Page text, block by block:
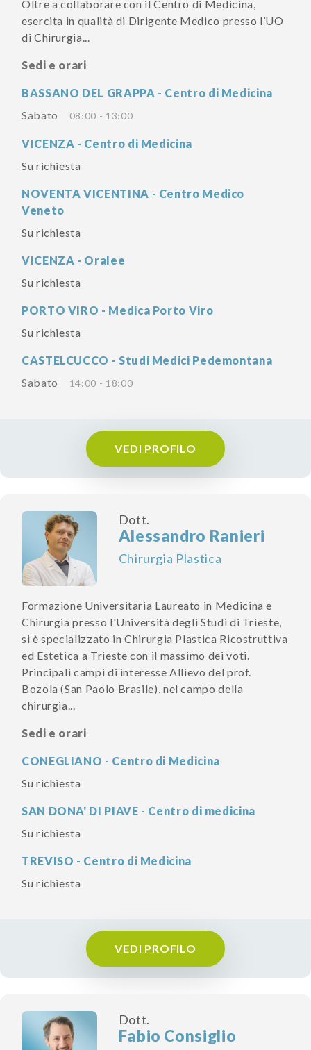
Oltre a collaborare con il Centro di Medicina,
esercita in qualità di Dirigente Medico presso l’UO
di Chirurgia...
Sedi e orari
BASSANO DEL GRAPPA - Centro di Medicina
Sabato
08:00 - 13:00
VICENZA - Centro di Medicina
Su richiesta
NOVENTA VICENTINA - Centro Medico
Veneto
Su richiesta
VICENZA - Oralee
Su richiesta
PORTO VIRO - Medica Porto Viro
Su richiesta
CASTELCUCCO - Studi Medici Pedemontana
Sabato
14:00 - 18:00
VEDI PROFILO
Dott.
Alessandro Ranieri
Chirurgia Plastica
Formazione Universitaria Laureato in Medicina e
Chirurgia presso l'Università degli Studi di Trieste,
si è specializzato in Chirurgia Plastica Ricostruttiva
ed Estetica a Trieste con il massimo dei voti.
Principali campi di interesse Allievo del prof.
Bozola (San Paolo Brasile), nel campo della
chirurgia...
Sedi e orari
CONEGLIANO - Centro di Medicina
Su richiesta
SAN DONA' DI PIAVE - Centro di medicina
Su richiesta
TREVISO - Centro di Medicina
Su richiesta
VEDI PROFILO
Dott.
Fabio Consiglio